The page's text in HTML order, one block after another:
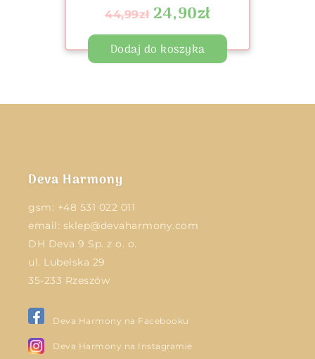
44,99zł 24,90zł
Dodaj do koszyka
Deva Harmony
gsm: +48 531 022 011
email: sklep@devaharmony.com
DH Deva 9 Sp. z o. o.
ul. Lubelska 29
35-233 Rzeszów
Deva Harmony na Facebooku
Deva Harmony na Instagramie